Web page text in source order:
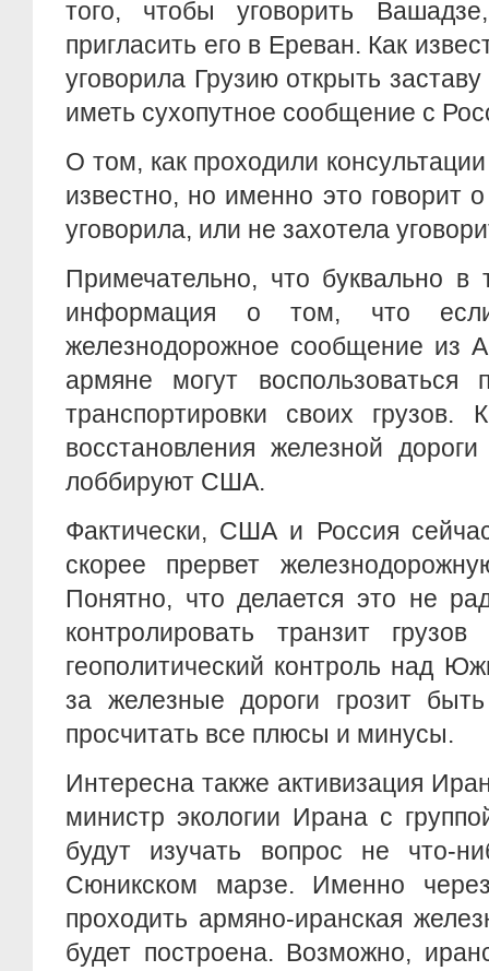
того, чтобы уговорить
пригласить его в Ереван. Как
уговорила Грузию открыть
иметь сухопутное сообщение с
О том, как проходили
известно, но именно это говорит
уговорила, или не захотела
Примечательно, что буквально
информация о том, что
железнодорожное сообщение из
армяне могут воспользоваться
транспортировки своих грузов.
восстановления железной
лоббируют США.
Фактически, США и Россия
скорее прервет
Понятно, что делается это не
контролировать транзит
геополитический контроль над
за железные дороги грозит
просчитать все плюсы и минусы.
Интересна также активизация
министр экологии Ирана с
будут изучать вопрос не что-
Сюникском марзе. Именно
проходить армяно-иранская
будет построена. Возможно,